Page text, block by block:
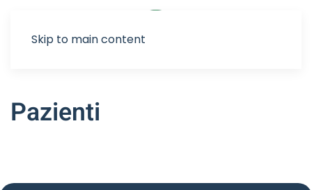
Skip to main content
Pazienti